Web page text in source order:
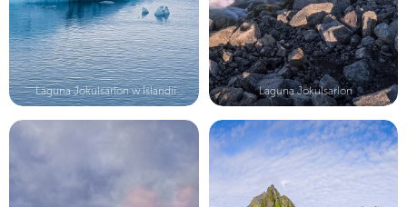
Laguna Jokulsarlon w Islandii Laguna Jokulsarlon